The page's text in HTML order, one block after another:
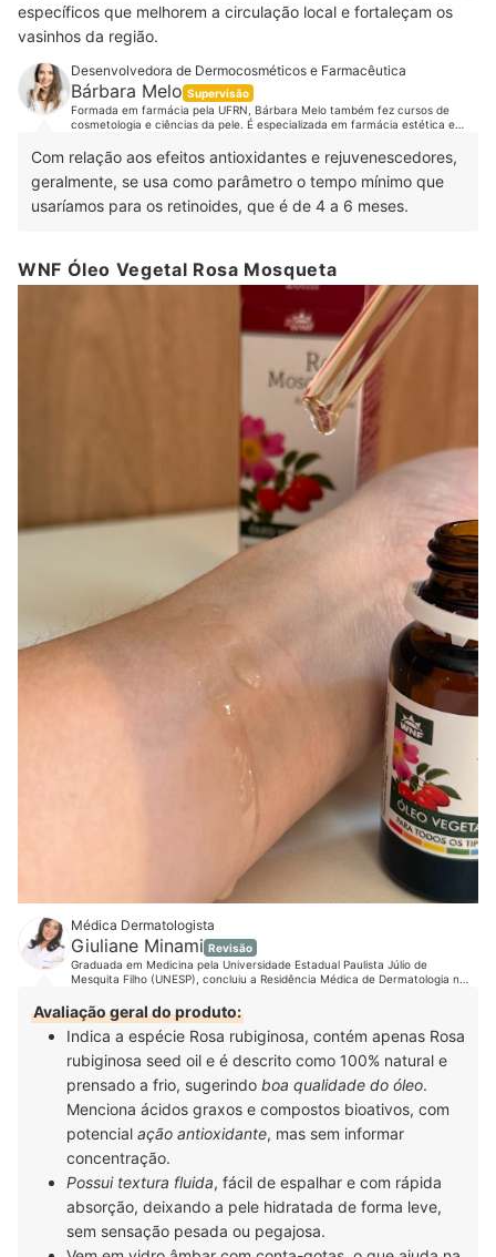
específicos que melhorem a circulação local e fortaleçam os
vasinhos da região.
Desenvolvedora de Dermocosméticos e Farmacêutica
Bárbara Melo Supervisão
Formada em farmácia pela UFRN, Bárbara Melo também fez cursos de
cosmetologia e ciências da pele. É especializada em farmácia estética e
responsável pela pesquisa e desenvolvimento de dermocosméticos da
Companhia da Fórmula e realiza palestras e consultoria de cosmetologia e
prescrição para profissionais que atuam na área estética. Conheça mais
Com relação aos efeitos antioxidantes e rejuvenescedores,
geralmente, se usa como parâmetro o tempo mínimo que
usaríamos para os retinoides, que é de 4 a 6 meses.
WNF Óleo Vegetal Rosa Mosqueta
Médica Dermatologista
Giuliane Minami Revisão
Graduada em Medicina pela Universidade Estadual Paulista Júlio de
Mesquita Filho (UNESP), concluiu a Residência Médica de Dermatologia na
Sociedade Brasileira de Dermatologia (SBD). É mestra, também pela UNESP,
na área de Tricologia. Como sempre acreditou na importância do cabelo na
identidade e na autoestima das pessoas, principalmente, das mulheres, sua
formação na área clínica, cirúrgica e estética, a médica está em busca
constante por conhecimento e atualizações em congressos e cursos.
Acompanhe a Dra. Giuliane no Instagram, Youtube, Facebook, LinkedIn e
em seu site.
Avaliação geral do produto:
Indica a espécie Rosa rubiginosa, contém apenas Rosa
rubiginosa seed oil e é descrito como 100% natural e
prensado a frio, sugerindo boa qualidade do óleo.
Menciona ácidos graxos e compostos bioativos, com
potencial ação antioxidante, mas sem informar
concentração.
Possui textura fluida, fácil de espalhar e com rápida
absorção, deixando a pele hidratada de forma leve,
sem sensação pesada ou pegajosa.